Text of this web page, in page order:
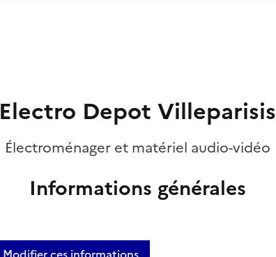
Electro Depot Villeparisis
Électroménager et matériel audio-vidéo
Informations générales